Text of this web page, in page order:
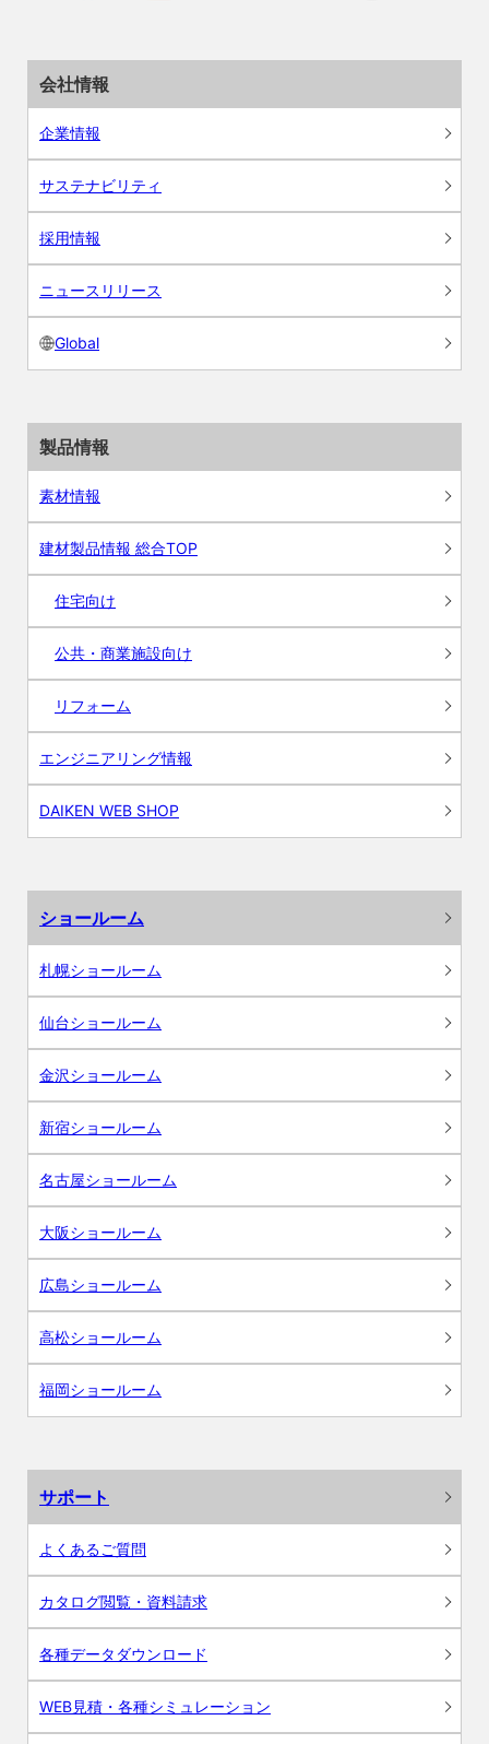
会社情報
企業情報
サステナビリティ
採用情報
ニュースリリース
Global
製品情報
素材情報
建材製品情報 総合TOP
住宅向け
公共・商業施設向け
リフォーム
エンジニアリング情報
DAIKEN WEB SHOP
ショールーム
札幌ショールーム
仙台ショールーム
金沢ショールーム
新宿ショールーム
名古屋ショールーム
大阪ショールーム
広島ショールーム
高松ショールーム
福岡ショールーム
サポート
よくあるご質問
カタログ閲覧・資料請求
各種データダウンロード
WEB見積・各種シミュレーション